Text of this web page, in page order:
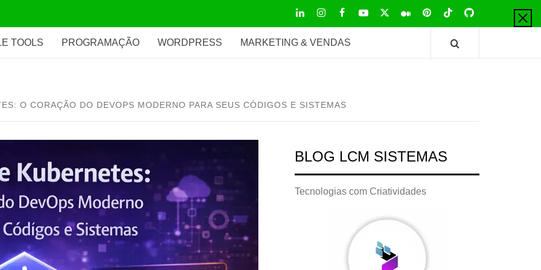
LinkedInInstagramFacebook
Youtube
X PinterestTiktokGithub
TOOLS PROGRAMAÇÃO WORDPRESS MARKETING & VENDAS
O CORAÇÃO DO DEVOPS MODERNO PARA SEUS CÓDIGOS E SISTEMAS
BLOG LCM SISTEMAS
Tecnologias com Criatividades